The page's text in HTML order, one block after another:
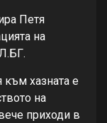
Петя
на
към хазната е
на
приходи в